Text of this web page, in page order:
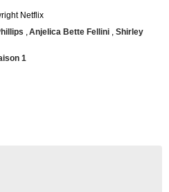
Netflix
,Anjelica Bette Fellini , Shirley
1